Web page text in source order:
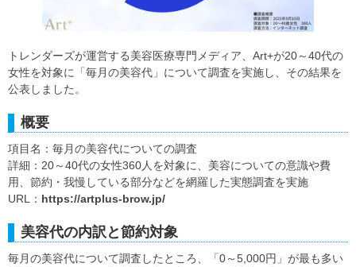
トレンダーズが運営する美容医療専門メディア、Art+が20～40代の
女性を対象に「毎月の美容代」について調査を実施し、その結果を
公表しました。
概要
項目名：毎月の美容代についての調査
詳細：20～40代の女性360人を対象に、美容についての意識や費
用、節約・我慢している部分などを網羅した実態調査を実施
URL： https://artplus-brow.jp/
美容代の内訳と節約対象
毎月の美容代について調査したところ、「0～5,000円」が最も多い